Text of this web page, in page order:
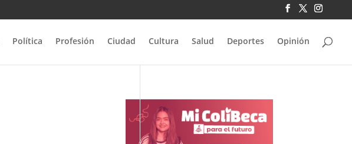
Política Profesión Ciudad Cultura Salud Deportes Opinión